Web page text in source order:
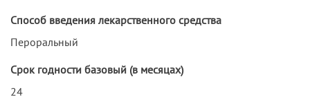
Способ введения лекарственного средства
Пероральный
Срок годности базовый (в месяцах)
24